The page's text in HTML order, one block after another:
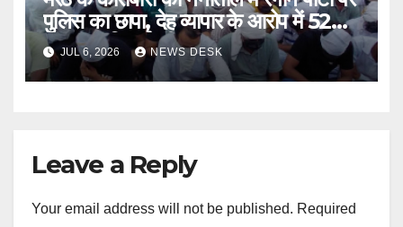
पुलिस का छापा, देह व्यापार के आरोप में 52
गिरफ्तार, रिजॉर्ट सील
JUL 6, 2026 NEWS DESK
Leave a Reply
Your email address will not be published. Required